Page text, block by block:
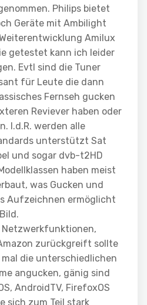
Philips bietet
Geräte mit Ambilight
Amilux
getestet kann ich leider
Evtl sind die Tuner
für Leute die dann
Fernseh gucken
Reviever haben oder
I.d.R. werden alle
unterstützt Sat
und sogar dvb-t2HD
haben meist
was Gucken und
Aufzeichnen ermöglicht
Netzwerkfunktionen,
zurückgreift sollte
die unterschiedlichen
angucken, gänig sind
AndroidTV, FirefoxOS
sich zum Teil stark